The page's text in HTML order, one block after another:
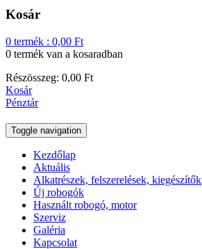
Kosár
0 termék : 0,00 Ft
0 termék van a kosaradban
Részösszeg: 0,00 Ft
Kosár
Pénztár
Toggle navigation
Kezdőlap
Aktuális
Alkatrészek, felszerelések, kiegészítők
Új robogók
Használt robogó, motor
Szerviz
Galéria
Kapcsolat